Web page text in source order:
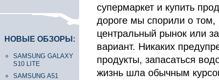
НОВЫЕ ОБЗОРЫ:
SAMSUNG GALAXY
S10 LITE
SAMSUNG A51
супермаркет и купить
дороге мы спорили о том,
центральный рынок или
вариант. Никаких
продукты, запасаться
жизнь шла обычным